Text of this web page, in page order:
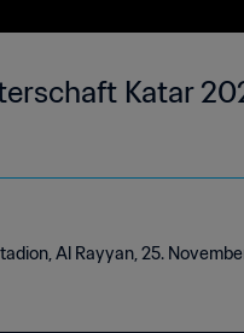
Katar
Al Rayyan, 25.